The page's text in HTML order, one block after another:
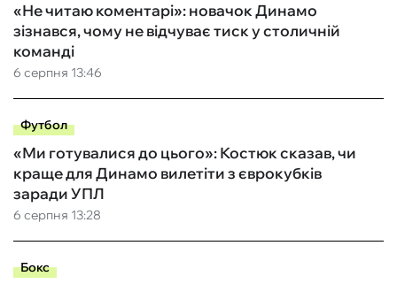
6 серпня 13:46
«Не читаю коментарі»: новачок Динамо
зізнався, чому не відчуває тиск у столичній
команді
Футбол
6 серпня 13:28
«Ми готувалися до цього»: Костюк сказав, чи
краще для Динамо вилетіти з єврокубків
заради УПЛ
Бокс